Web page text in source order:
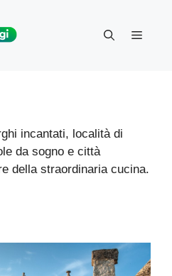
Menu
incantati, località di
da sogno e città
della straordinaria cucina.